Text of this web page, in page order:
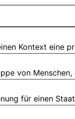
Kontext eine
von
für einen